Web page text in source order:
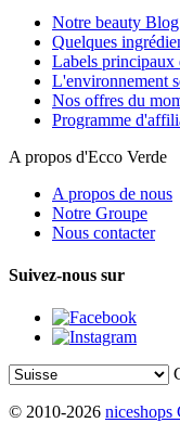
Notre beauty Blog
Quelques
Labels principaux
L'environnement
Nos offres du
Programme
A propos d'Ecco Verde
A propos de nous
Notre Groupe
Nous contacter
Suivez-nous sur
© 2010-2026 niceshops